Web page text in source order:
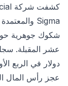
شكوك جوهرية حول